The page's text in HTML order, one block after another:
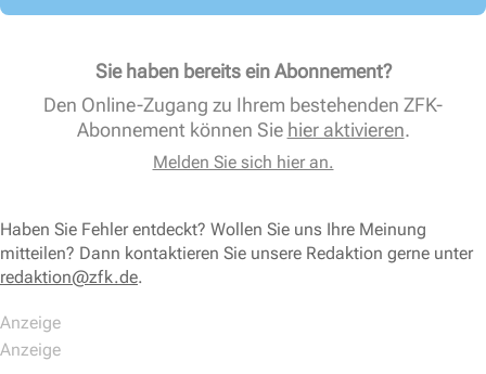
Sie haben bereits ein Abonnement?
Den Online-Zugang zu Ihrem bestehenden ZFK-
Abonnement können Sie hier aktivieren.
Melden Sie sich hier an.
Haben Sie Fehler entdeckt? Wollen Sie uns Ihre Meinung
mitteilen? Dann kontaktieren Sie unsere Redaktion gerne unter
redaktion@zfk.de.